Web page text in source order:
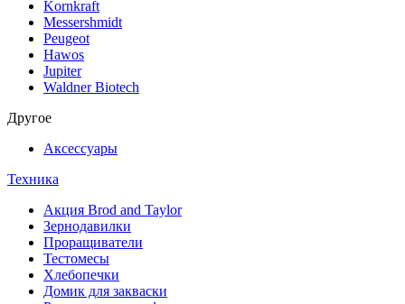
Kornkraft
Messershmidt
Peugeot
Hawos
Jupiter
Waldner Biotech
Другое
Аксессуары
Техника
Акция Brod and Taylor
Зернодавилки
Проращиватели
Тестомесы
Хлебопечки
Домик для закваски